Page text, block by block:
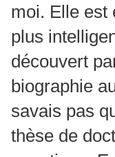
moi. Elle est
plus
découvert
biographie
savais pas
thèse de